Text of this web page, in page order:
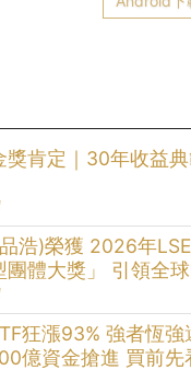
獎肯定｜30年收益
浩)榮獲 2026年
團體大獎」 引領全
投資實力
狂漲93% 強者恆強
億資金搶進 買前先